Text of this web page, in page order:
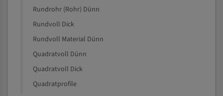
Rundrohr (Rohr) Dünn
Rundvoll Dick
Rundvoll Material Dünn
Quadratvoll Dünn
Quadratvoll Dick
Quadratprofile